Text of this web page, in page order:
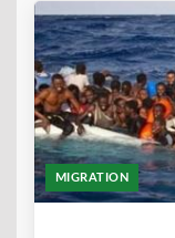
MIGRATION